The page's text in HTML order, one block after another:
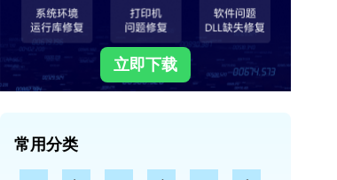
立即下载
常用分类